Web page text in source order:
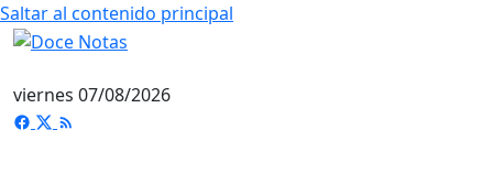
Saltar al contenido principal
viernes 07/08/2026